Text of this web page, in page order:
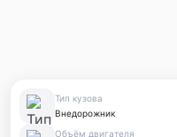
Тип кузова
Внедорожник
Объём двигателя